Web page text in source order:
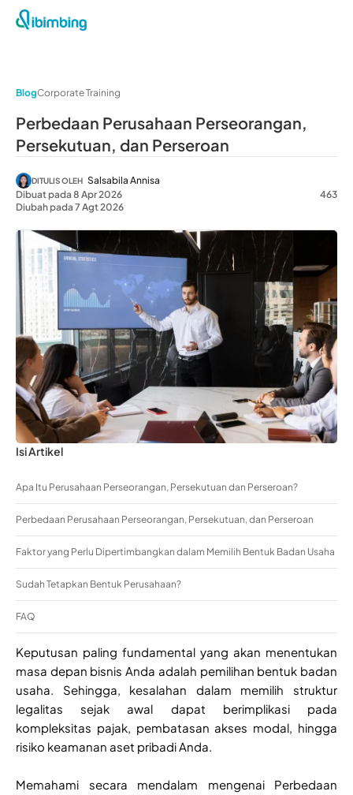
BlogCorporate Training
Perbedaan Perusahaan Perseorangan,
Persekutuan, dan Perseroan
DITULIS OLEH Salsabila Annisa
Dibuat pada 8 Apr 2026
Diubah pada 7 Agt 2026
463
Isi Artikel
Apa Itu Perusahaan Perseorangan, Persekutuan dan Perseroan?
Perbedaan Perusahaan Perseorangan, Persekutuan, dan Perseroan
Faktor yang Perlu Dipertimbangkan dalam Memilih Bentuk Badan Usaha
Sudah Tetapkan Bentuk Perusahaan?
FAQ
Keputusan paling fundamental yang akan menentukan
masa depan bisnis Anda adalah pemilihan bentuk badan
usaha. Sehingga, kesalahan dalam memilih struktur
legalitas sejak awal dapat berimplikasi pada
kompleksitas pajak, pembatasan akses modal, hingga
risiko keamanan aset pribadi Anda.
Memahami secara mendalam mengenai Perbedaan